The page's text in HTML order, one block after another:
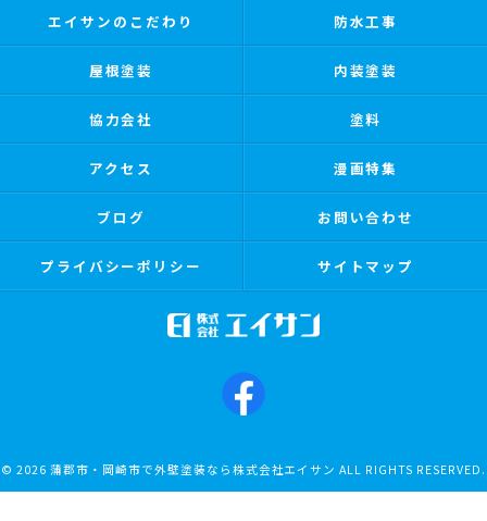
エイサンのこだわり 防水工事
屋根塗装 内装塗装
協力会社 塗料
アクセス 漫画特集
ブログ お問い合わせ
プライバシーポリシー サイトマップ
© 2026 蒲郡市・岡崎市で外壁塗装なら株式会社エイサン ALL RIGHTS RESERVED.